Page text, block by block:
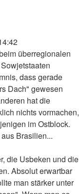
überregionalen
dass gerade
Dach" gewesen
hat die
nichts vormachen,
im Ostblock.
Brasilien...
die Usbeken und die
Absolut erwartbar
man stärker unter